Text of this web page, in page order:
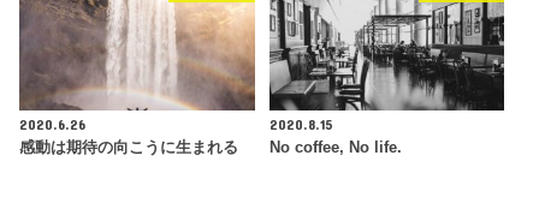
2020.6.26
感動は期待の向こうに生まれる
2020.8.15
No coffee, No life.